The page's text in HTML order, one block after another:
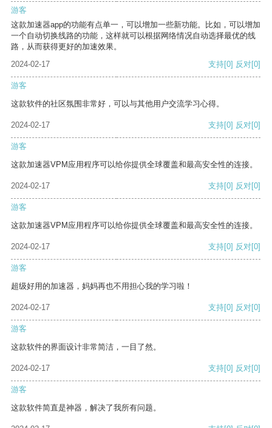
游客
这款加速器app的功能有点单一，可以增加一些新功能。比如，可以增加
一个自动切换线路的功能，这样就可以根据网络情况自动选择最优的线
路，从而获得更好的加速效果。
2024-02-17
支持[0] 反对[0]
游客
这款软件的社区氛围非常好，可以与其他用户交流学习心得。
2024-02-17 支持[0] 反对[0]
游客
这款加速器VPM应用程序可以给你提供全球覆盖和最高安全性的连接。
2024-02-17 支持[0] 反对[0]
游客
这款加速器VPM应用程序可以给你提供全球覆盖和最高安全性的连接。
2024-02-17 支持[0] 反对[0]
游客
超级好用的加速器，妈妈再也不用担心我的学习啦！
2024-02-17 支持[0] 反对[0]
游客
这款软件的界面设计非常简洁，一目了然。
2024-02-17 支持[0] 反对[0]
游客
这款软件简直是神器，解决了我所有问题。